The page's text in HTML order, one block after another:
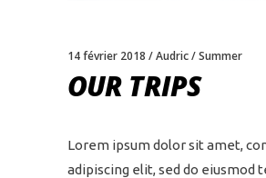
14 février 2018 Audric Summer
OUR TRIPS
Lorem ipsum dolor sit amet,
adipiscing elit, sed do eiusmod